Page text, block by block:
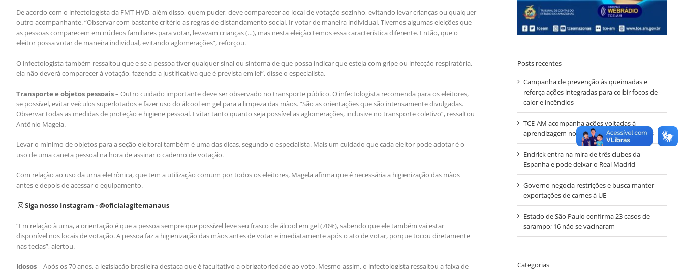
De acordo com o infectologista da FMT-HVD, além disso, quem puder, deve comparecer ao local de votação sozinho, evitando levar crianças ou qualquer
outro acompanhante. “Observar com bastante critério as regras de distanciamento social. Ir votar de maneira individual. Tivemos algumas eleições que
as pessoas comparecem em núcleos familiares para votar, levavam crianças (…), mas nesta eleição temos essa característica diferente. Então, que o
eleitor possa votar de maneira individual, evitando aglomerações”, reforçou.
O infectologista também ressaltou que e se a pessoa tiver qualquer sinal ou sintoma de que possa indicar que esteja com gripe ou infecção respiratória,
ela não deverá comparecer à votação, fazendo a justificativa que é prevista em lei”, disse o especialista.
Transporte e objetos pessoais– Outro cuidado importante deve ser observado no transporte público. O infectologista recomenda para os eleitores,
se possível, evitar veículos superlotados e fazer uso do álcool em gel para a limpeza das mãos. “São as orientações que são intensamente divulgadas.
Observar todas as medidas de proteção e higiene pessoal. Evitar tanto quanto seja possível as aglomerações, inclusive no transporte coletivo”, ressaltou
Antônio Magela.
Levar o mínimo de objetos para a seção eleitoral também é uma das dicas, segundo o especialista. Mais um cuidado que cada eleitor pode adotar é o
uso de uma caneta pessoal na hora de assinar o caderno de votação.
Com relação ao uso da urna eletrônica, que tem a utilização comum por todos os eleitores, Magela afirma que é necessária a higienização das mãos
antes e depois de acessar o equipamento.
Siga nosso Instagram - @oficialagitemanaus
“Em relação à urna, a orientação é que a pessoa sempre que possível leve seu frasco de álcool em gel (70%), sabendo que ele também vai estar
disponível nos locais de votação. A pessoa faz a higienização das mãos antes de votar e imediatamente após o ato de votar, porque tocou diretamente
nas teclas”, alertou.
Idosos– Após os 70 anos, a legislação brasileira destaca que é facultativo a obrigatoriedade ao voto. Mesmo assim, o infectologista ressaltou a faixa de
Posts recentes
Campanha de prevenção às queimadas e
reforça ações integradas para coibir focos de
calor e incêndios
TCE-AM acompanha ações voltadas à
aprendizagem nos anos iniciais em Autazes
Endrick entra na mira de três clubes da
Espanha e pode deixar o Real Madrid
Governo negocia restrições e busca manter
exportações de carnes à UE
Estado de São Paulo confirma 23 casos de
sarampo; 16 não se vacinaram
Categorias